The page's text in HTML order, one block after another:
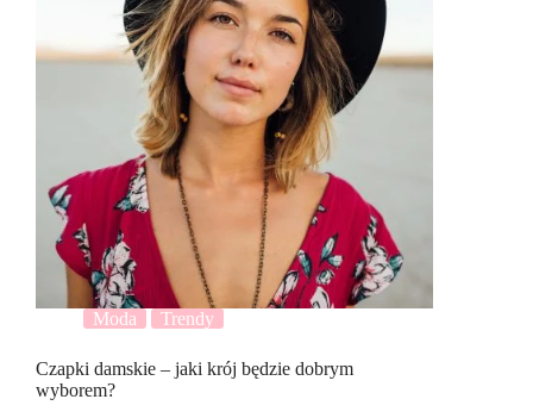
Moda Trendy
Czapki damskie – jaki krój będzie dobrym
wyborem?